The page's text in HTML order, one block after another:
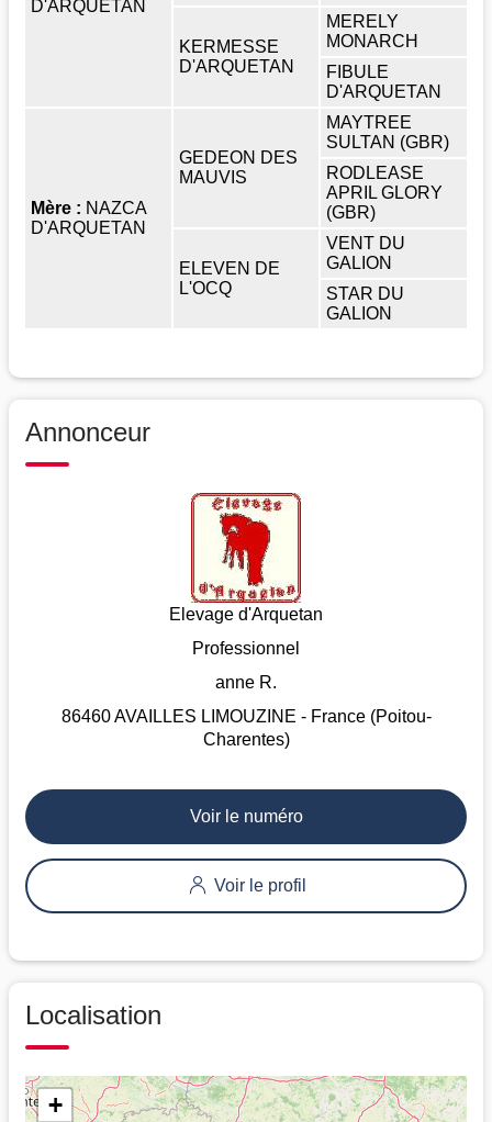
D'ARQUETAN
KERMESSE
D'ARQUETAN
MERELY
MONARCH
FIBULE
D'ARQUETAN
Mère : NAZCA
D'ARQUETAN
GEDEON DES
MAUVIS
MAYTREE
SULTAN (GBR)
RODLEASE
APRIL GLORY
(GBR)
ELEVEN DE
L'OCQ
VENT DU
GALION
STAR DU
GALION
Annonceur
Elevage d'Arquetan
Professionnel
anne R.
86460 AVAILLES LIMOUZINE - France (Poitou-
Charentes)
Voir le numéro
Voir le profil
Localisation
+